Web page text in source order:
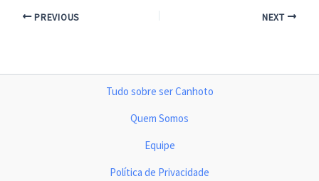
PREVIOUS NEXT
Tudo sobre ser Canhoto
Quem Somos
Equipe
Política de Privacidade